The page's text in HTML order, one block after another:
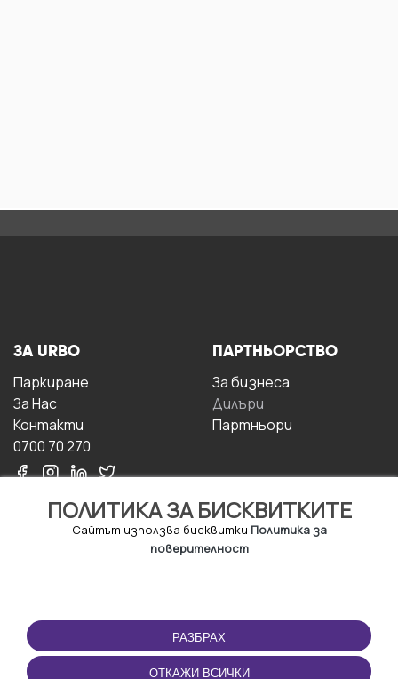
ПОЛИТИКА ЗА БИСКВИТКИТЕ
Сайтът използва бисквитки Политика за
поверителност
РАЗБРАХ
ОТКАЖИ ВСИЧКИ
ЗА URBO
Паркиране
За Hас
Контакти
0700 70 270
ПАРТНЬОРСТВО
За бизнесa
Дилъри
Партньори
ПОЛЗВАНЕ
Правила и условия за
ползване
ПРИЛОЖЕНИЕТО